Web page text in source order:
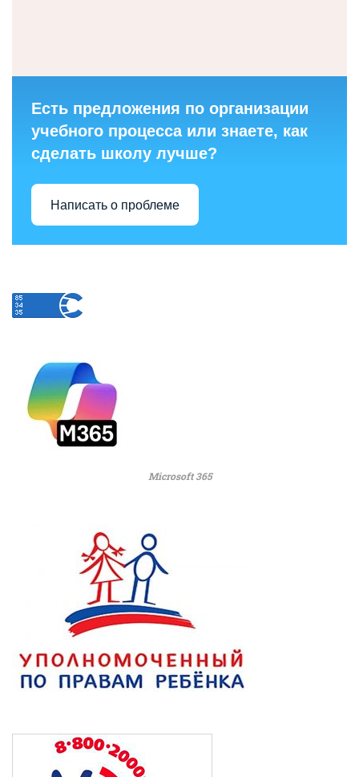
Есть предложения по организации
учебного процесса или знаете, как
сделать школу лучше?
Написать о проблеме
Microsoft 365